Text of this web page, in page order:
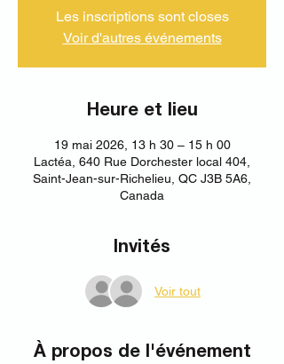
Les inscriptions sont closes
Voir d'autres événements
Heure et lieu
19 mai 2026, 13 h 30 – 15 h 00
Lactéa, 640 Rue Dorchester local 404,
Saint-Jean-sur-Richelieu, QC J3B 5A6,
Canada
Invités
Voir tout
À propos de l'événement